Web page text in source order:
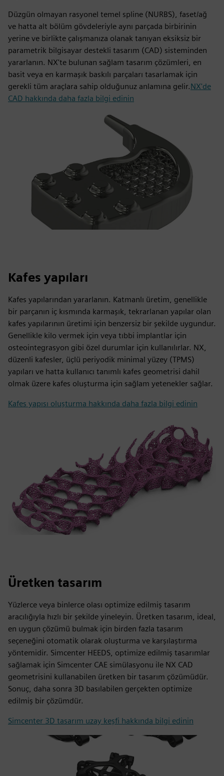
Düzgün olmayan rasyonel temel spline (NURBS), faset/ağ
ve hatta alt bölüm gövdeleriyle aynı parçada birbirinin
yerine ve birlikte çalışmanıza olanak tanıyan eksiksiz bir
parametrik bilgisayar destekli tasarım (CAD) sisteminden
yararlanın. NX'te bulunan sağlam tasarım çözümleri, en
basit veya en karmaşık baskılı parçaları tasarlamak için
gerekli tüm araçlara sahip olduğunuz anlamına gelir.NX'de
CAD hakkında daha fazla bilgi edinin
Kafes yapıları
Kafes yapılarından yararlanın. Katmanlı üretim, genellikle
bir parçanın iç kısmında karmaşık, tekrarlanan yapılar olan
kafes yapılarının üretimi için benzersiz bir şekilde uygundur.
Genellikle kilo vermek için veya tıbbi implantlar için
osteointegrasyon gibi özel durumlar için kullanılırlar. NX,
düzenli kafesler, üçlü periyodik minimal yüzey (TPMS)
yapıları ve hatta kullanıcı tanımlı kafes geometrisi dahil
olmak üzere kafes oluşturma için sağlam yetenekler sağlar.
Kafes yapısı oluşturma hakkında daha fazla bilgi edinin
Üretken tasarım
Yüzlerce veya binlerce olası optimize edilmiş tasarım
aracılığıyla hızlı bir şekilde yineleyin. Üretken tasarım, ideal,
en uygun çözümü bulmak için birden fazla tasarım
seçeneğini otomatik olarak oluşturma ve karşılaştırma
yöntemidir. Simcenter HEEDS, optimize edilmiş tasarımlar
sağlamak için Simcenter CAE simülasyonu ile NX CAD
geometrisini kullanabilen üretken bir tasarım çözümüdür.
Sonuç, daha sonra 3D basılabilen gerçekten optimize
edilmiş bir çözümdür.
Simcenter 3D tasarım uzay keşfi hakkında bilgi edinin